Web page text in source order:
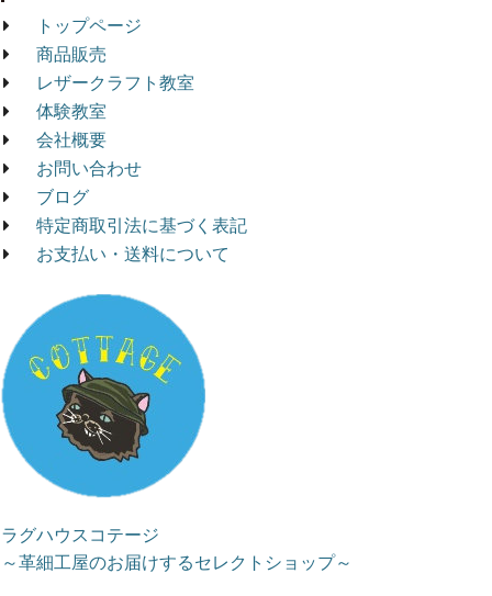
トップページ
商品販売
レザークラフト教室
体験教室
会社概要
お問い合わせ
ブログ
特定商取引法に基づく表記
お支払い・送料について
ラグハウスコテージ
～革細工屋のお届けするセレクトショップ～